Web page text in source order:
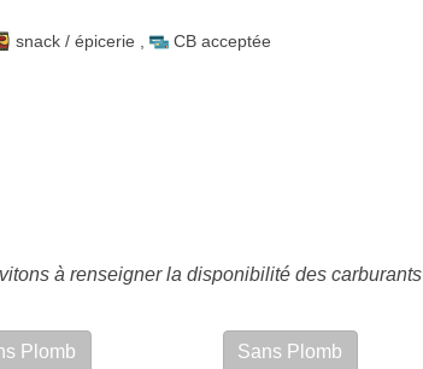
snack / épicerie CB acceptée
à renseigner la disponibilité des carburants
Plomb
Sans Plomb